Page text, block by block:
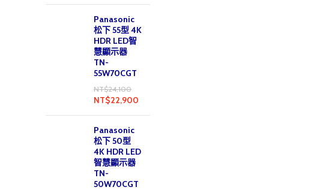
Panasonic
松下 55型 4K
HDR LED智
慧顯示器
TN-
55W70CGT
NT$24,100
NT$22,900
Panasonic
松下 50型
4K HDR LED
智慧顯示器
TN-
50W70CGT